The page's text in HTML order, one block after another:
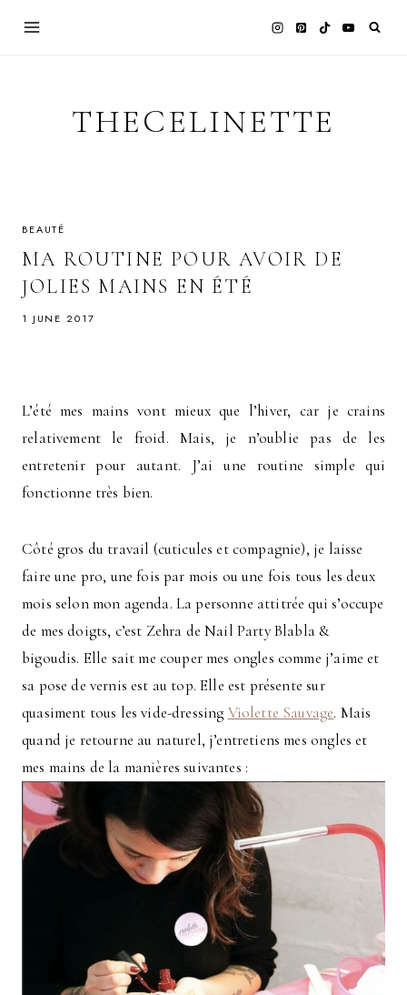
THECELINETTE
BEAUTÉ
MA ROUTINE POUR AVOIR DE
JOLIES MAINS EN ÉTÉ
1 JUNE 2017
L’été mes mains vont mieux que l’hiver, car je crains
relativement le froid. Mais, je n’oublie pas de les
entretenir pour autant. J’ai une routine simple qui
fonctionne très bien.
Côté gros du travail (cuticules et compagnie), je laisse
faire une pro, une fois par mois ou une fois tous les deux
mois selon mon agenda. La personne attitrée qui s’occupe
de mes doigts, c’est Zehra de Nail Party Blabla &
bigoudis. Elle sait me couper mes ongles comme j’aime et
sa pose de vernis est au top. Elle est présente sur
quasiment tous les vide-dressing Violette Sauvage. Mais
quand je retourne au naturel, j’entretiens mes ongles et
mes mains de la manières suivantes :